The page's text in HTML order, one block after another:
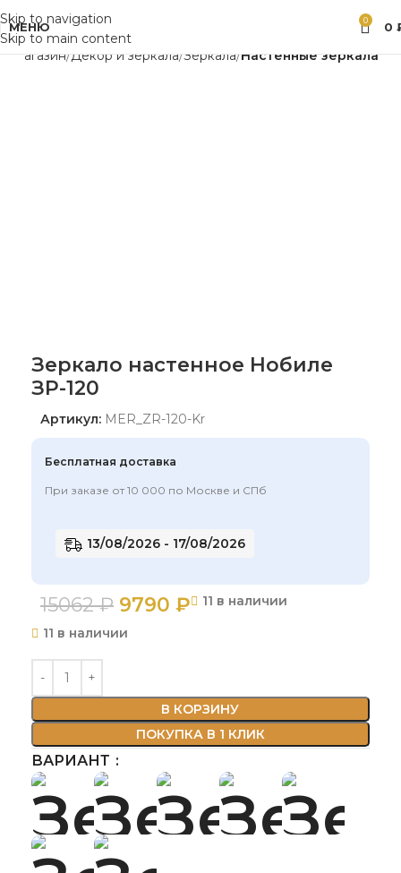
Skip to navigation
Skip to main content
МЕНЮ 0 0
Магазин Декор и зеркала Зеркала Настенные зеркала
Зеркало настенное Нобиле
ЗР-120
Артикул: MER_ZR-120-Kr
Бесплатная доставка
При заказе от 10 000 по Москве и СПб
13/08/2026 - 17/08/2026
15062₽ 9790 ₽
11 в наличии
11 в наличии
В КОРЗИНУ
ПОКУПКА В 1 КЛИК
ВАРИАНТ